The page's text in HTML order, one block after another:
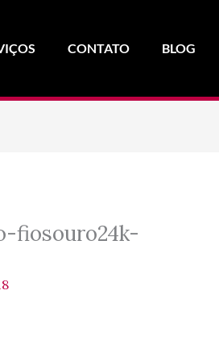
CONTATO BLOG
fiosouro24k-